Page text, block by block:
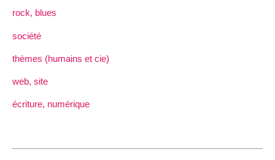
rock, blues
société
thèmes (humains et cie)
web, site
écriture, numérique